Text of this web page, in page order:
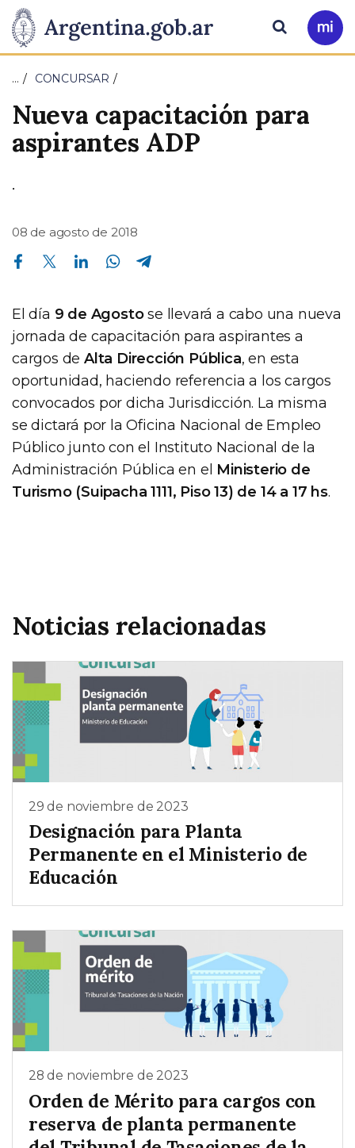
Presidencia
de
la
Nación
Pasar al contenido principal
Ir
a
Buscar
… CONCURSAR
Nueva capacitación para
aspirantes ADP
.
08 de agosto de 2018
Compartir en Facebook Compartir en Twitter Compartir en Linkedin Compartir en Whatsapp
El día 9 de Agostose llevará a cabo una nueva
jornada de capacitación para aspirantes a
cargos deAlta Dirección Pública, en esta
oportunidad, haciendo referencia a los cargos
convocados por dicha Jurisdicción. La misma
se dictará por la Oficina Nacional de Empleo
Público junto con el Instituto Nacional de la
Administración Pública en el Ministerio de
Turismo (Suipacha 1111, Piso 13) de 14 a 17 hs.
Noticias relacionadas
29 de noviembre de 2023
Designación para Planta
Permanente en el Ministerio de
Educación
28 de noviembre de 2023
Orden de Mérito para cargos con
reserva de planta permanente